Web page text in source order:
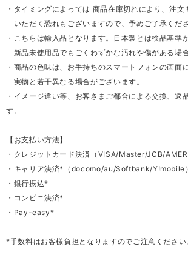
・タイミングによっては 商品在庫切れにより、注文
いただく恐れもございますので、予めご了承くださ
・こちらは輸入品となります。日本製とは検品基準
新品未使用品でもごくわずかな汚れや傷がある場
・商品の色味は、お手持ちのスマートフォンの画面
実物と若干異なる場合がございます。
・イメージ違い等、お客さまご都合による交換、返
す。
【お支払い方法】
・クレジットカード決済（VISA/Master/JCB/
・キャリア決済*（docomo/au/Softbank/Y!mobile）
・銀行振込*
・コンビニ決済*
・Pay-easy*
*手数料はお客様負担となりますのでご注意ください